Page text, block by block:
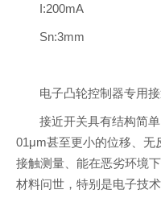
I:200mA
Sn:3mm
电子凸轮控制器专用
接近开关具有结构简
01μm甚至更小的位移、无
接触测量、能在恶劣环境
材料问世，特别是电子技